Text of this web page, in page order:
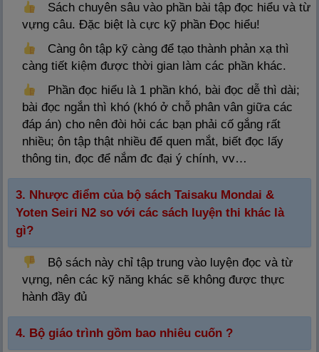
Sách chuyên sâu vào phần bài tập đọc hiểu và từ
vựng câu. Đặc biệt là cực kỹ phần Đọc hiểu!
Càng ôn tập kỹ càng để tạo thành phản xạ thì
càng tiết kiệm được thời gian làm các phần khác.
Phần đọc hiểu là 1 phần khó, bài đọc dễ thì dài;
bài đọc ngắn thì khó (khó ở chỗ phân vân giữa các
đáp án) cho nên đòi hỏi các bạn phải cố gắng rất
nhiều; ôn tập thật nhiều để quen mắt, biết đọc lấy
thông tin, đọc để nắm đc đại ý chính, vv…
3. Nhược điểm của bộ sách Taisaku Mondai &
Yoten Seiri N2 so với các sách luyện thi khác là
gì?
Bộ sách này chỉ tập trung vào luyện đọc và từ
vựng, nên các kỹ năng khác sẽ không được thực
hành đầy đủ
4. Bộ giáo trình gồm bao nhiêu cuốn ?